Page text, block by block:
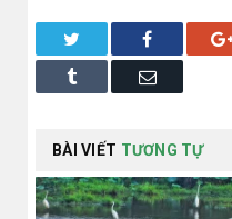
Facebook
Tumblr Email
BÀI VIẾT TƯƠNG TỰ